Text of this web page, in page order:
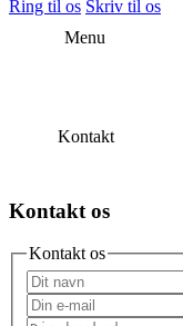
Ring til os Skriv til os
Menu
Kontakt
Kontakt os
Kontakt os